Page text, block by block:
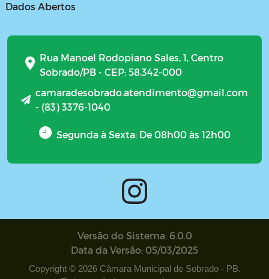
Dados Abertos
Rua Manoel Rodopiano Sales, 1, Centro
Sobrado/PB - CEP: 58.342-000
camaradesobrado.atendimento@gmail.com
- (83) 3376-1040
Segunda à Sexta: De 08h00 às 12h00
Versão do Sistema: 6.0.0
Data da Versão: 05/03/2025
Copyright © 2026 Câmara Municipal de Sobrado - PB.